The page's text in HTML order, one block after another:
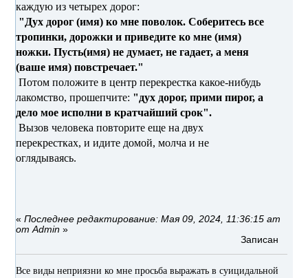
каждую из четырех дорог:
"Дух дорог (имя) ко мне поволок. Соберитесь все
тропинки, дорожки и приведите ко мне (имя)
ножки. Пусть(имя) не думает, не гадает, а меня
(ваше имя) повстречает."
Потом положите в центр перекрестка какое-нибудь
лакомство, прошепчите: "дух дорог, прими пирог, а
дело мое исполни в кратчайший срок".
Вызов человека повторите еще на двух
перекрестках, и идите домой, молча и не
оглядываясь.
«Последнее редактирование: Мая 09, 2024, 11:36:15 am
от Admin »
Записан
Все виды неприязни ко мне просьба выражать в суицидальной